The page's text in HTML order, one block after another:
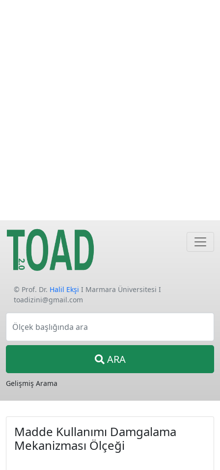
© Prof. Dr. Halil Ekşi I Marmara Üniversitesi I
toadizini@gmail.com
Ölçek başlığında ara
ARA
Gelişmiş Arama
Madde Kullanımı Damgalama
Mekanizması Ölçeği